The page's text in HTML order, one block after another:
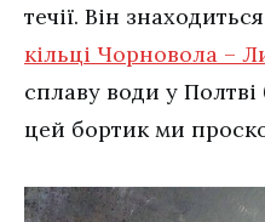
течії. Він знаходиться
кільці Чорновола –
сплаву води у
цей бортик ми